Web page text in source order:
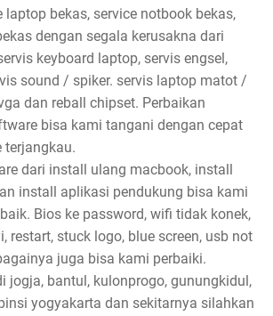
laptop bekas, service notbook bekas,
dengan segala kerusakna dari
keyboard laptop, servis engsel,
sound / spiker. servis laptop matot /
dan reball chipset. Perbaikan
bisa kami tangani dengan cepat
terjangkau.
dari install ulang macbook, install
install aplikasi pendukung bisa kami
Bios ke password, wifi tidak konek,
restart, stuck logo, blue screen, usb not
juga bisa kami perbaiki.
jogja, bantul, kulonprogo, gunungkidul,
yogyakarta dan sekitarnya silahkan